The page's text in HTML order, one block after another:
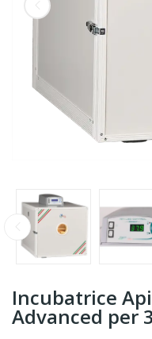
Incubatrice
Advanced per